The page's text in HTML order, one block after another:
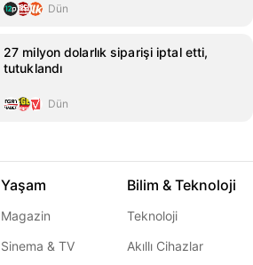
Dün
27 milyon dolarlık siparişi iptal etti,
tutuklandı
Dün
Yaşam
Magazin
Sinema & TV
Bilim & Teknoloji
Teknoloji
Akıllı Cihazlar